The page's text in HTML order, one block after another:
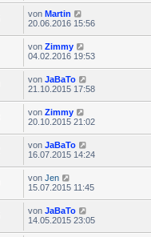
von Martin
20.06.2016 15:56
von Zimmy
04.02.2016 19:53
von JaBaTo
21.10.2015 17:58
von Zimmy
20.10.2015 21:02
von JaBaTo
16.07.2015 14:24
von Jen
15.07.2015 11:45
von JaBaTo
14.05.2015 23:05